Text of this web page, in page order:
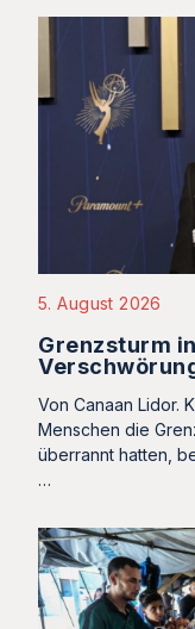
5. August 2026
Grenzsturm
Von Canaan Lidor.
Menschen die
überrannt hatten,
…